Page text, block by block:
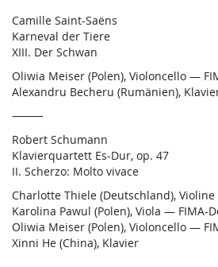
Camille Saint-Saëns
Karneval der Tiere
XIII. Der Schwan
Oliwia Meiser (Polen), Violoncello —
Alexandru Becheru (Rumänien),
⸻
Robert Schumann
Klavierquartett Es-Dur, op. 47
II. Scherzo: Molto vivace
Charlotte Thiele (Deutschland),
Karolina Pawul (Polen), Viola — FIMA-
Oliwia Meiser (Polen), Violoncello —
Xinni He (China), Klavier